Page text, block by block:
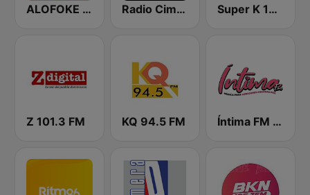
ALOFOKE 99.3 FM Radio Cima 100.5 FM Super K 100.7 FM
Z 101.3 FM KQ 94.5 FM Íntima FM Santiago